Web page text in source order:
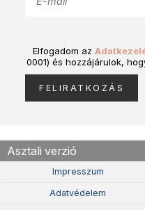
Elfogadom az
0001) és hozzájárulok,
Asztali verzió
Impresszum
Adatvédelem